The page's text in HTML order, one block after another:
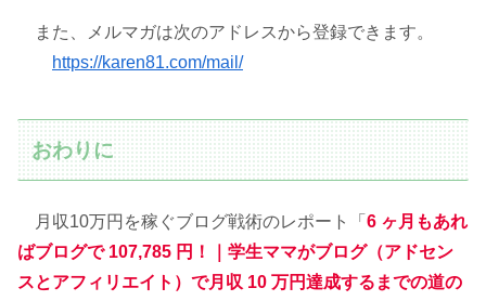
また、メルマガは次のアドレスから登録できます。
https://karen81.com/mail/
おわりに
月収10万円を稼ぐブログ戦術のレポート「 6 ヶ月もあれ
ばブログで 107,785 円！｜学生ママがブログ（アドセン
スとアフィリエイト）で月収 10 万円達成するまでの道の